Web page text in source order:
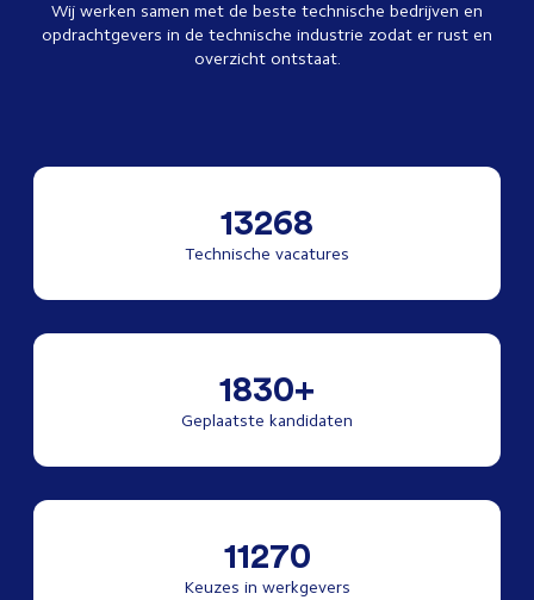
Wij werken samen met de beste technische bedrijven en
opdrachtgevers in de technische industrie zodat er rust en
overzicht ontstaat.
13268
Technische vacatures
1830+
Geplaatste kandidaten
11270
Keuzes in werkgevers